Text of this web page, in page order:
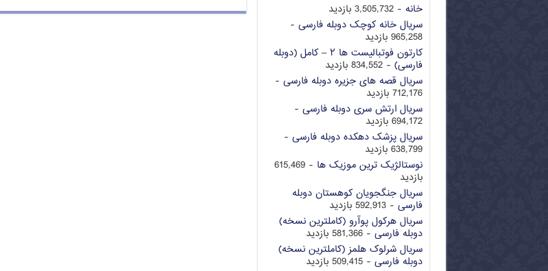
خانه - 3,505,732 بازدید
سریال خانه کوچک دوبله فارسی -
965,258 بازدید
کارتون فوتبالیست ها ۲ – کامل (دوبله
فارسی) - 834,552 بازدید
سریال قصه های جزیره دوبله فارسی -
712,176 بازدید
سریال ارتش سری دوبله فارسی -
694,172 بازدید
سریال پزشک دهکده دوبله فارسی -
638,799 بازدید
نوستالژیک ترین موزیک ها
- 615,469
بازدید
سریال جنگجویان کوهستان دوبله
فارسی - 592,913 بازدید
سریال هرکول پوآرو (کاملترین نسخه)
دوبله فارسی - 581,366 بازدید
سریال شرلوک هلمز (کاملترین نسخه)
دوبله فارسی - 509,415 بازدید